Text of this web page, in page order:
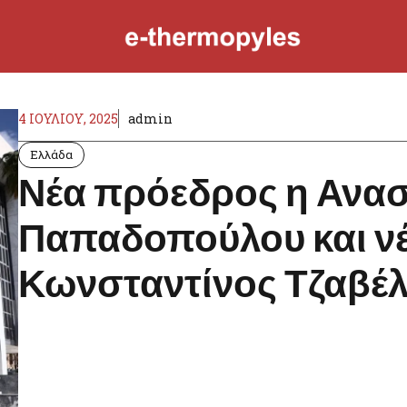
4 ΙΟΥΛΊΟΥ, 2025 admin
Ελλάδα
Νέα πρόεδρος η
Παπαδοπούλου και
Κωνσταντίνος